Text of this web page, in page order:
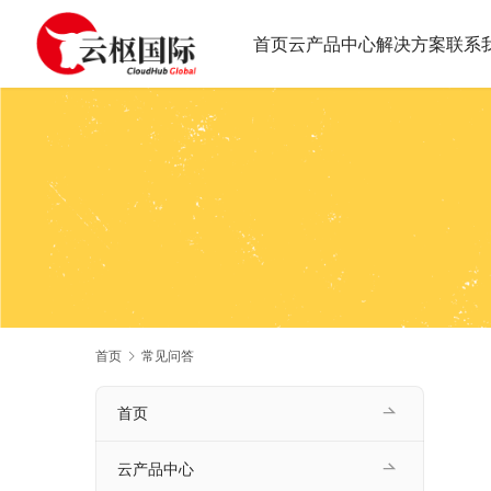
首页云产品中心解决方案联系
首页 常见问答
首页
云产品中心